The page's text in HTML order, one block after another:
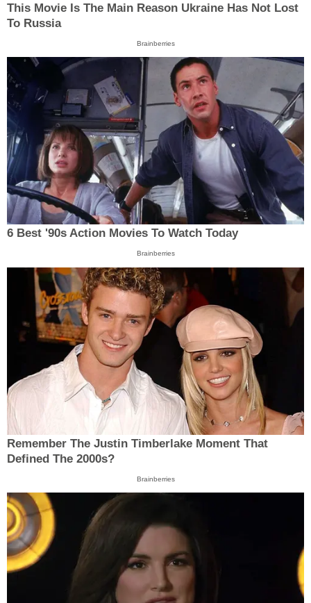
This Movie Is The Main Reason Ukraine Has Not Lost
To Russia
Brainberries
6 Best '90s Action Movies To Watch Today
Brainberries
Remember The Justin Timberlake Moment That
Defined The 2000s?
Brainberries